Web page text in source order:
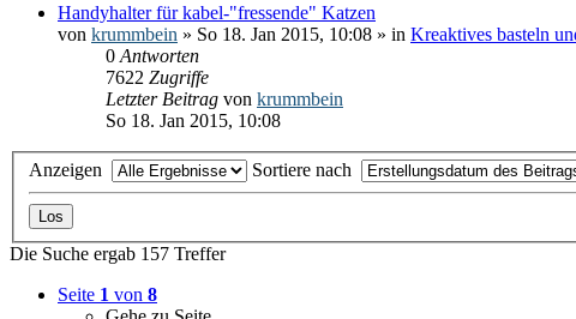
Handyhalter für kabel-"fressende" Katzen
von krummbein » So 18. Jan 2015, 10:08 » in Kreaktives basteln
0 Antworten
7622 Zugriffe
Letzter Beitrag von krummbein
So 18. Jan 2015, 10:08
Anzeigen Sortiere nach
Die Suche ergab 157 Treffer
Seite 1 von 8